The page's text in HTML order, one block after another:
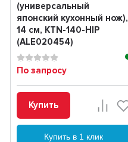
(универсальный
японский кухонный нож),
14 см, KTN-140-HIP
(ALE020454)
По запросу
Купить
Купить в 1 клик